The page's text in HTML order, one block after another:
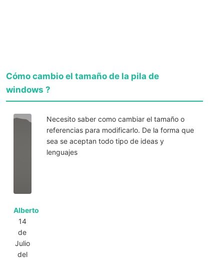
Cómo cambio el tamaño de la pila de
windows ?
Alberto
14
de
Julio
del
Necesito saber como cambiar el tamaño o
referencias para modificarlo. De la forma que
sea se aceptan todo tipo de ideas y
lenguajes